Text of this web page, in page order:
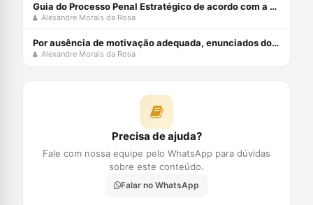
Guia do Processo Penal Estratégico de acordo com a Teoria dos Jogos e MCDA-C - Edição 2021
Alexandre Morais da Rosa
Por ausência de motivação adequada, enunciados do Fonaje são nulos
Alexandre Morais da Rosa
Precisa de ajuda?
Fale com nossa equipe pelo WhatsApp para dúvidas
sobre este conteúdo.
Falar no WhatsApp